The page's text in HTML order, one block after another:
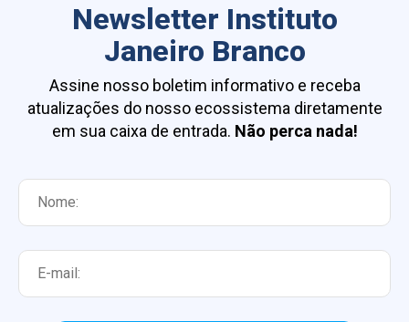
Newsletter Instituto
Janeiro Branco
Assine nosso boletim informativo e receba
atualizações do nosso ecossistema diretamente
em sua caixa de entrada. Não perca nada!